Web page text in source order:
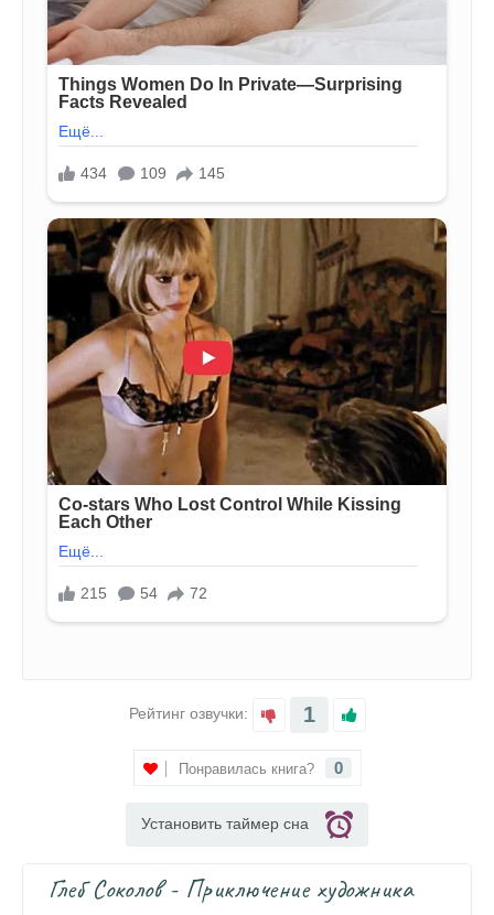
Рейтинг озвучки: 1
Понравилась книга? 0
Установить таймер сна
Глеб Соколов - Приключение художника